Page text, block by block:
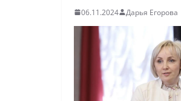
06.11.2024 Дарья Егорова